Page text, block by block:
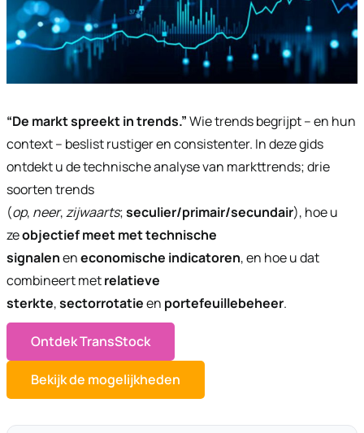
“De markt spreekt in trends.”Wie trends begrijpt – en hun
context – beslist rustiger en consistenter. In deze gids
ontdekt u de technische analyse van markttrends; drie
soorten trends
(op, neer,zijwaarts;seculier/primair/secundair), hoe u
zeobjectief meet met technische
signaleneneconomische indicatoren, en hoe u dat
combineert metrelatieve
sterkte,sectorrotatieen portefeuillebeheer.
Ontdek TransStock
Bekijk de mogelijkheden